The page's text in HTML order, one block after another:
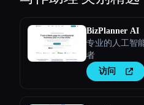
BizPlanner AI
专业的人工智
者
访问